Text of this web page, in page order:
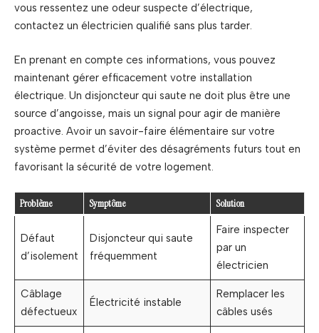
vous ressentez une odeur suspecte d’électrique,
contactez un électricien qualifié sans plus tarder.
En prenant en compte ces informations, vous pouvez
maintenant gérer efficacement votre installation
électrique. Un disjoncteur qui saute ne doit plus être une
source d’angoisse, mais un signal pour agir de manière
proactive. Avoir un savoir-faire élémentaire sur votre
système permet d’éviter des désagréments futurs tout en
favorisant la sécurité de votre logement.
Problème Symptôme Solution
Défaut
d’isolement
Disjoncteur qui saute
fréquemment
Faire inspecter
par un
électricien
Câblage
défectueux
Électricité instable
Remplacer les
câbles usés